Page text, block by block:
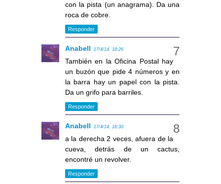
con la pista (un anagrama). Da una
roca de cobre.
Responder
Anabell 17/4/14, 18:26
También en la Oficina Postal hay
un buzón que pide 4 números y en
la barra hay un papel con la pista.
Da un grifo para barriles.
Responder
Anabell 17/4/14, 18:30
a la derecha 2 veces, afuera de la
cueva, detrás de un cactus,
encontré un revolver.
Responder